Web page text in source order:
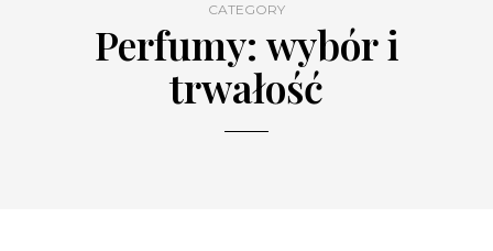
CATEGORY
Perfumy: wybór i
trwałość